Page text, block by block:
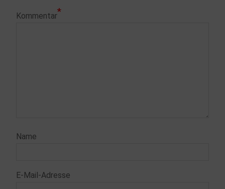
Kommentar*
Name
E-Mail-Adresse